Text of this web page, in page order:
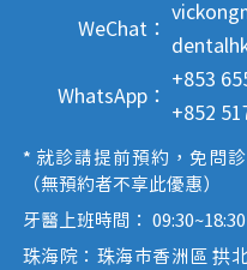
WeChat：
WhatsApp：
+853
+852
* 就診請提前預約，免問
（無預約者不享此優惠）
牙醫上班時間：
珠海院：珠海市香洲區 拱